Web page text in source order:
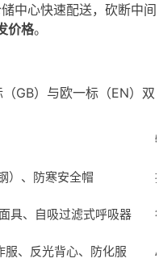
中心快速配送，砍断中间
价格。
GB）与欧一标（EN）双
）、防寒安全帽
具、自吸过滤式呼吸器
服、反光背心、防化服